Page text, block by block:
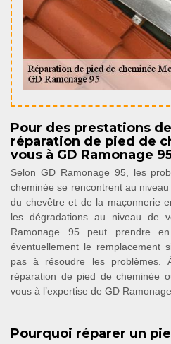
Pour des prestations
réparation de pied de
vous à GD Ramonage
Selon GD Ramonage 95, les
cheminée se rencontrent au
du chevêtre et de la maçonnerie
les dégradations au niveau de
Ramonage 95 peut prendre
éventuellement le remplacement
pas à résoudre les problèmes.
réparation de pied de cheminée
vous à l’expertise de GD
Pourquoi réparer un